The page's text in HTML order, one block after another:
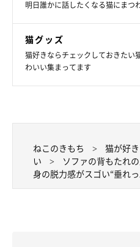
明日誰かに話したくなる猫にまつ
猫グッズ
猫好きならチェックしておきたい
わいい集まってます
ねこのきもち 猫が好き
い
ソファの背もたれ
身の脱力感がスゴい“垂れ